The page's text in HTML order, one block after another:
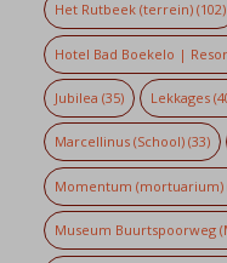
Het Rutbeek (terrein)(102)
Hotel Bad Boekelo |
Jubilea (35) Lekkages
Marcellinus (School)(33)
Momentum (mortuarium)
Museum Buurtspoorweg